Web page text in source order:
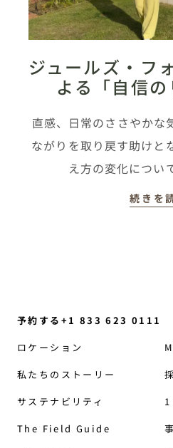
ジュールズ・フ
よる「自信の
直感、日常のささやかな
ながりを取り戻す助けと
え方の変化につ
続きを
予約する+1 833 623 0111
ロケーション
私たちのストーリー
サステナビリティ
The Field Guide